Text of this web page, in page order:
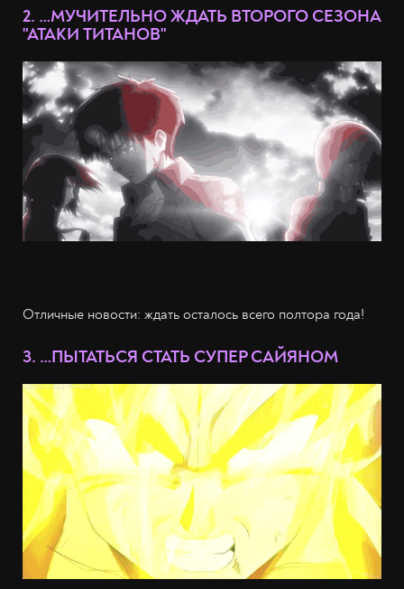
2. …МУЧИТЕЛЬНО ЖДАТЬ ВТОРОГО СЕЗОНА
"АТАКИ ТИТАНОВ"
Отличные новости: ждать осталось всего полтора года!
3. …ПЫТАТЬСЯ СТАТЬ СУПЕР САЙЯНОМ